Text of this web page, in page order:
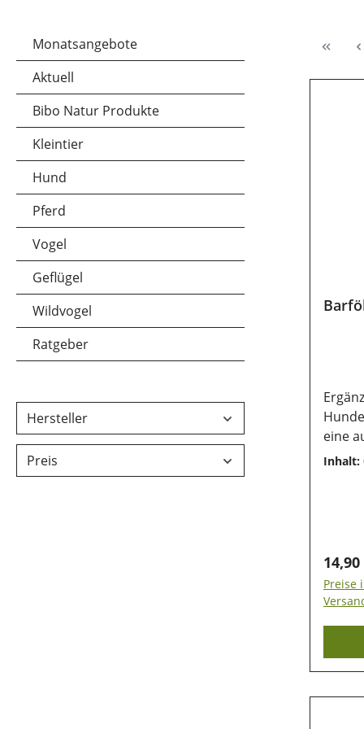
Monatsangebote
Aktuell
Bibo Natur Produkte
Kleintier
Hund
Pferd
Vogel
Geflügel
Wildvogel
Ratgeber
Hersteller
Preis
eine
damit
und
Inhalt:
14,90
Preise